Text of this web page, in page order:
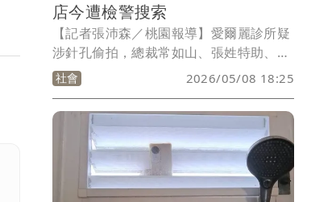
店今遭檢警搜索
【記者張沛森／桃園報導】愛爾麗診所疑
涉針孔偷拍，總裁常如山、張姓特助、謝
姓廠商3人涉犯妨害性隱私等罪嫌被裁定
羈押禁見後，桃園地檢署檢察官今天（8
日）指揮桃園市警局桃園、中壢2分局至
愛爾麗公司桃園中正店、中壢店搜索調查
社會 2026/05/08 18:25